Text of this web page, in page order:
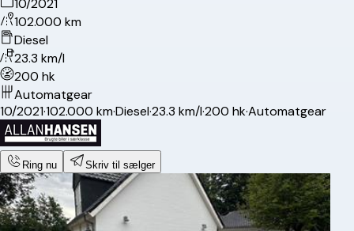
10/2021
102.000 km
Diesel
23.3 km/l
200 hk
Automatgear
10/2021·102.000 km·Diesel·23.3 km/l·200 hk·Automatgear
Ring nu Skriv til sælger